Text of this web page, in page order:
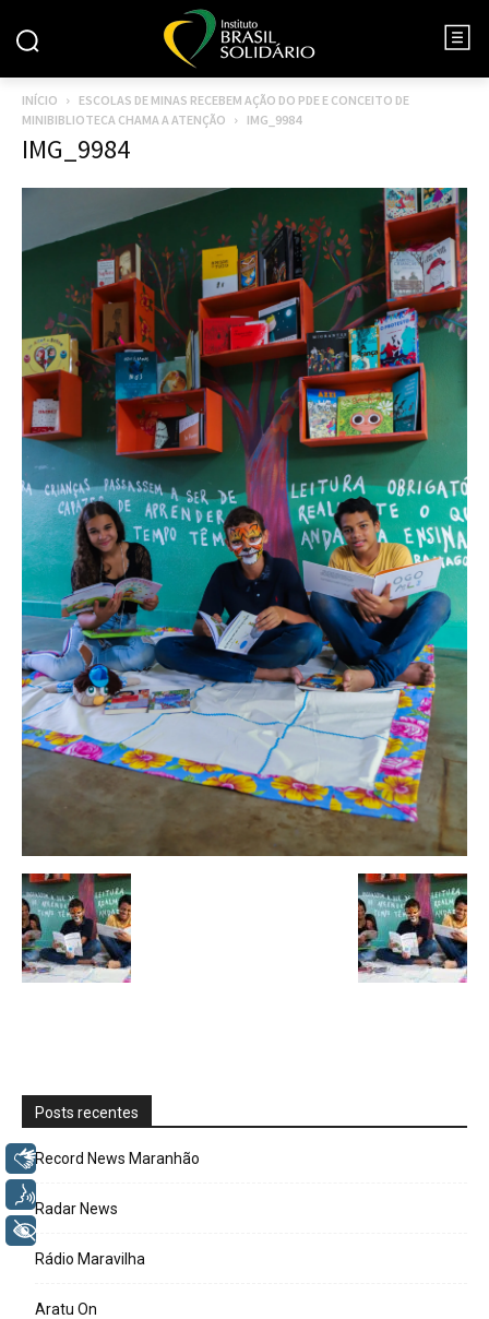
INÍCIO
ESCOLAS DE MINAS RECEBEM AÇÃO DO PDE E CONCEITO DE
MINIBIBLIOTECA CHAMA A ATENÇÃO
IMG_9984
IMG_9984
Posts recentes
Record News Maranhão
Radar News
Rádio Maravilha
Aratu On
Libras